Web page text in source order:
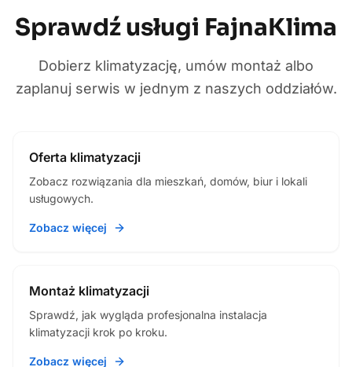
Sprawdź usługi FajnaKlima
Dobierz klimatyzację, umów montaż albo
zaplanuj serwis w jednym z naszych oddziałów.
Oferta klimatyzacji
Zobacz rozwiązania dla mieszkań, domów, biur i lokali
usługowych.
Zobacz więcej
Montaż klimatyzacji
Sprawdź, jak wygląda profesjonalna instalacja
klimatyzacji krok po kroku.
Zobacz więcej